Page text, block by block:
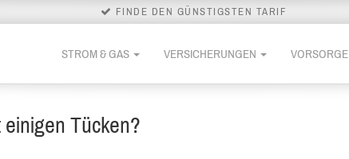
FINDE DEN GÜNSTIGSTEN TARIF
STROM & GAS VERSICHERUNGEN VORSORGE
Tücken?